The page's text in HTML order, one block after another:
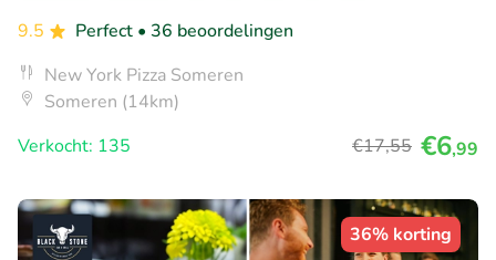
9.5
Perfect • 36 beoordelingen
New York Pizza Someren
Someren (14km)
Verkocht: 135
€17,55 €6,99
36% korting